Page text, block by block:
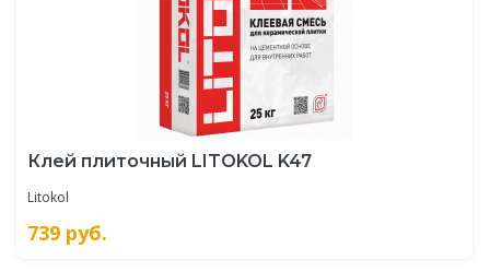
Клей плиточный LITOKOL K47
Litokol
739 руб.